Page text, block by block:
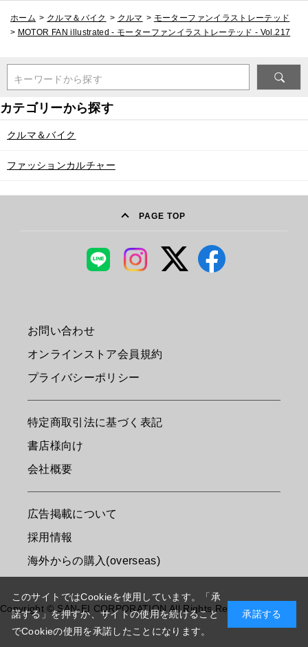
ホーム > クルマ＆バイク > クルマ > モーターファンイラストレーテッド
> MOTOR FAN illustrated - モーターファンイラストレーテッド - Vol.217
キーワードから探す
クルマ＆バイク
ファッションカルチャー
PAGE TOP
お問い合わせ
オンラインストア会員規約
プライバシーポリシー
特定商取引法に基づく表記
書店様向け
会社概要
広告掲載について
採用情報
海外からの購入(overseas)
Copyright © SAN-EI CORPORATION All Rights Reserved.
このサイトではCookieを使用しています。「承
諾する」を押すか、サイトの使用を続けること
でCookieの使用を承諾したことになります。
承諾する